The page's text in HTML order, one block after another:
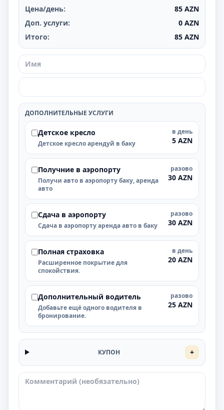
Цена/день:
85 AZN
Доп. услуги:
0 AZN
Итого:
85 AZN
ДОПОЛНИТЕЛЬНЫЕ УСЛУГИ
Детское кресло
Детское кресло арендуй в баку
в день
5 AZN
Получние в аэропорту
Получи авто в аэропорту баку, аренда
авто
разово
30 AZN
Cдача в аэропорту
Cдача в аэропорту аренда авто в баку
разово
30 AZN
Полная страховка
Расширенное покрытие для
спокойствия.
в день
20 AZN
Дополнительный водитель
Добавьте ещё одного водителя в
бронирование.
разово
25 AZN
КУПОН +